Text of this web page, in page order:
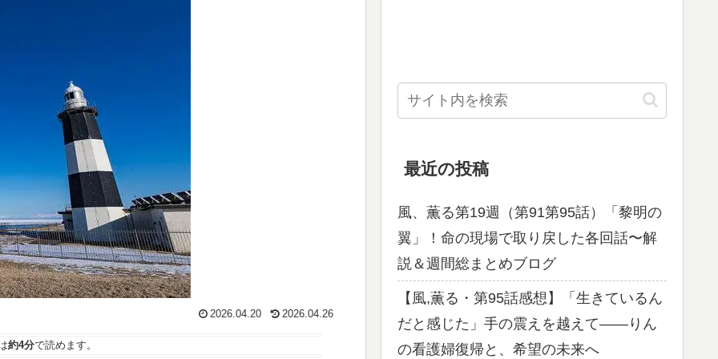
2026.04.20 2026.04.26
約4分で読めます。
最近の投稿
風、薫る第19週（第91第95話）「黎明の
翼」！命の現場で取り戻した各回話〜解
説＆週間総まとめブログ
【風,薫る・第95話感想】「生きているん
だと感じた」手の震えを越えて——りん
の看護婦復帰と、希望の未来へ